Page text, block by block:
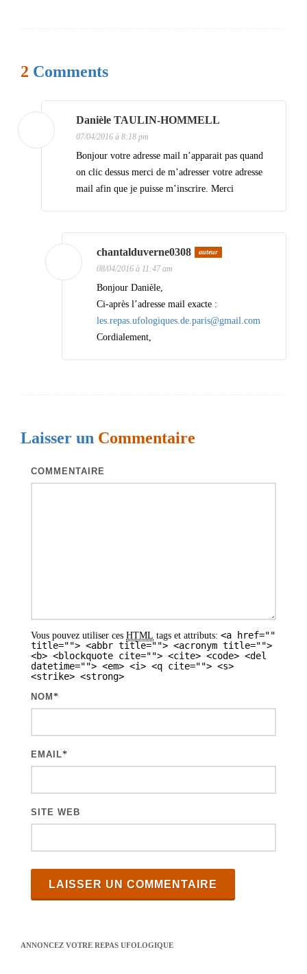
a
i
o
2 Comments
Danièle TAULIN-HOMMELL
07/04/2016 à 8:18 pm
Bonjour votre adresse mail n’apparait pas quand
on clic dessus merci de m’adresser votre adresse
mail afin que je puisse m’inscrire. Merci
chantalduverne0308 auteur
08/04/2016 à 11:47 am
Bonjour Danièle,
Ci-après l’adresse mail exacte :
les.repas.ufologiques.de.paris@gmail.com
Cordialement,
Laisser un Commentaire
COMMENTAIRE
Vous pouvez utiliser ces HTML tags et attributs: <a href=""
title=""> <abbr title=""> <acronym title="">
<b> <blockquote cite=""> <cite> <code> <del
datetime=""> <em> <i> <q cite=""> <s>
<strike> <strong>
NOM *
EMAIL*
SITE WEB
ANNONCEZ VOTRE REPAS UFOLOGIQUE